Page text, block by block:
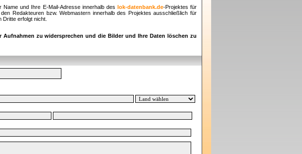
und Ihre E-Mail-Adresse innerhalb des lok-datenbank.de-Projektes für
Redakteuren bzw. Webmastern innerhalb des Projektes ausschließlich für
erfolgt nicht.
zu widersprechen und die Bilder und Ihre Daten löschen zu